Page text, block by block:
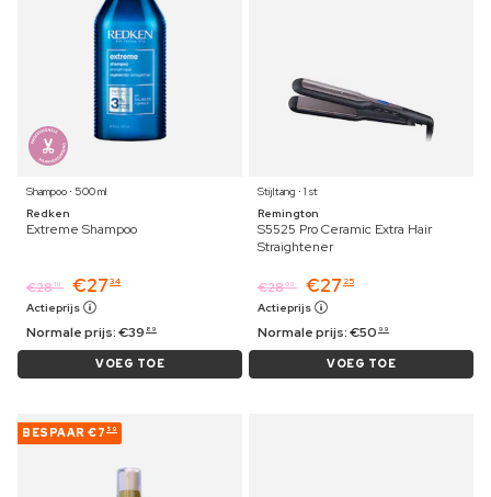
Shampoo ⋅ 500 ml
Redken
Extreme Shampoo
€2819 €27 34
Actieprijs
Normale prijs:€39 89
VOEG TOE
Stijltang ⋅ 1 st
Remington
S5525 Pro Ceramic Extra Hair
Straightener
€2809 €27 25
Actieprijs
Normale prijs:€50 99
VOEG TOE
BESPAAR €7 59